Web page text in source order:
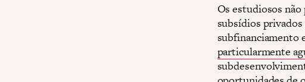
Os estudiosos
subsídios
subfinanciamento
particularmente